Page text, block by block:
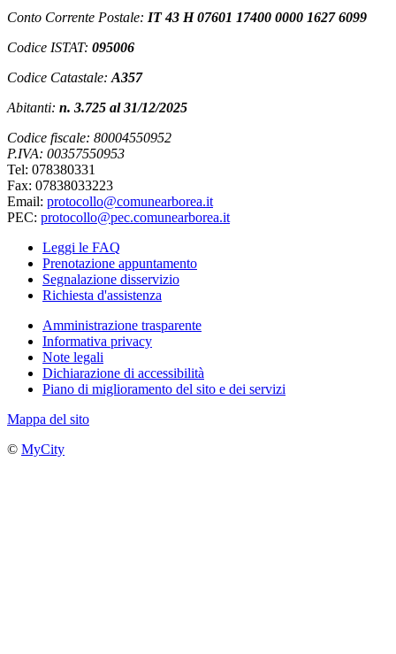
Conto Corrente Postale: IT 43 H 07601 17400 0000 1627 6099
Codice ISTAT: 095006
Codice Catastale: A357
Abitanti: n. 3.725 al 31/12/2025
Codice fiscale: 80004550952
P.IVA: 00357550953
Tel: 078380331
Fax: 07838033223
Email: protocollo@comunearborea.it
PEC: protocollo@pec.comunearborea.it
Leggi le FAQ
Prenotazione appuntamento
Segnalazione disservizio
Richiesta d'assistenza
Amministrazione trasparente
Informativa privacy
Note legali
Dichiarazione di accessibilità
Piano di miglioramento del sito e dei servizi
Mappa del sito
© MyCity